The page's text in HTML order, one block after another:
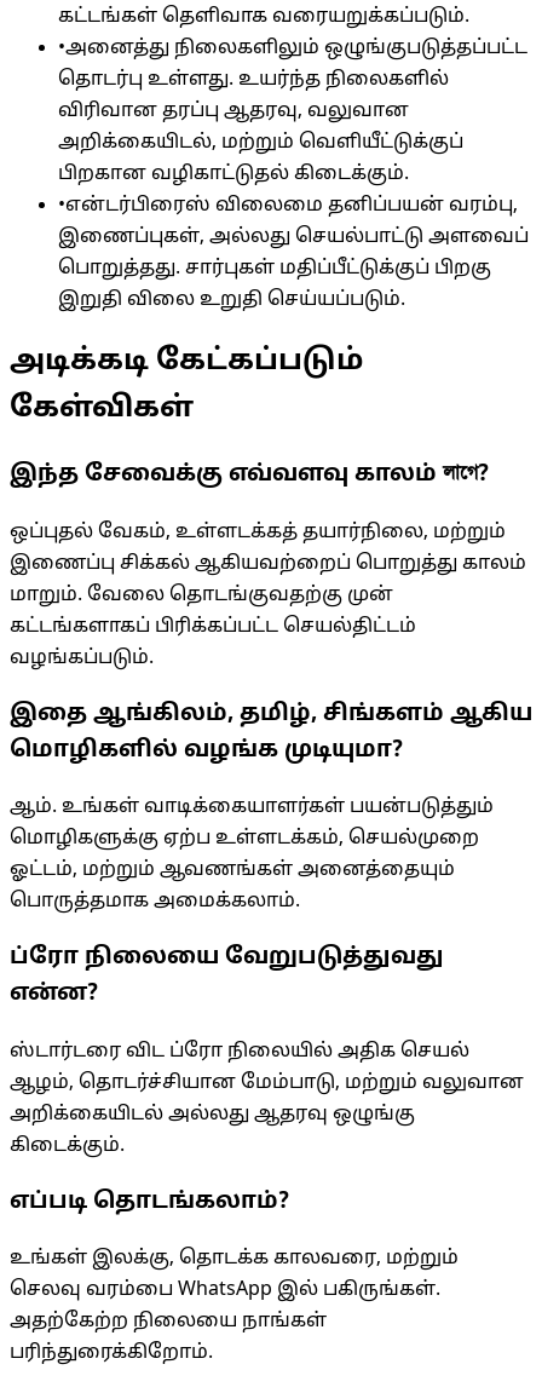
கட்டங்கள் தெளிவாக வரையறுக்கப்படும்.
•அனைத்து நிலைகளிலும் ஒழுங்குபடுத்தப்பட்ட
தொடர்பு உள்ளது. உயர்ந்த நிலைகளில்
விரிவான தரப்பு ஆதரவு, வலுவான
அறிக்கையிடல், மற்றும் வெளியீட்டுக்குப்
பிறகான வழிகாட்டுதல் கிடைக்கும்.
•என்டர்பிரைஸ் விலைமை தனிப்பயன் வரம்பு,
இணைப்புகள், அல்லது செயல்பாட்டு அளவைப்
பொறுத்தது. சார்புகள் மதிப்பீட்டுக்குப் பிறகு
இறுதி விலை உறுதி செய்யப்படும்.
அடிக்கடி கேட்கப்படும்
கேள்விகள்
இந்த சேவைக்கு எவ்வளவு காலம் লাগে?
ஒப்புதல் வேகம், உள்ளடக்கத் தயார்நிலை, மற்றும்
இணைப்பு சிக்கல் ஆகியவற்றைப் பொறுத்து காலம்
மாறும். வேலை தொடங்குவதற்கு முன்
கட்டங்களாகப் பிரிக்கப்பட்ட செயல்திட்டம்
வழங்கப்படும்.
இதை ஆங்கிலம், தமிழ், சிங்களம் ஆகிய
மொழிகளில் வழங்க முடியுமா?
ஆம். உங்கள் வாடிக்கையாளர்கள் பயன்படுத்தும்
மொழிகளுக்கு ஏற்ப உள்ளடக்கம், செயல்முறை
ஓட்டம், மற்றும் ஆவணங்கள் அனைத்தையும்
பொருத்தமாக அமைக்கலாம்.
ப்ரோ நிலையை வேறுபடுத்துவது
என்ன?
ஸ்டார்டரை விட ப்ரோ நிலையில் அதிக செயல்
ஆழம், தொடர்ச்சியான மேம்பாடு, மற்றும் வலுவான
அறிக்கையிடல் அல்லது ஆதரவு ஒழுங்கு
கிடைக்கும்.
எப்படி தொடங்கலாம்?
உங்கள் இலக்கு, தொடக்க காலவரை, மற்றும்
செலவு வரம்பை WhatsApp இல் பகிருங்கள்.
அதற்கேற்ற நிலையை நாங்கள்
பரிந்துரைக்கிறோம்.